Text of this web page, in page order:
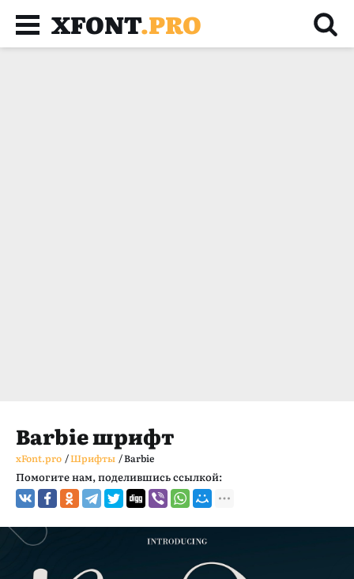
XFONT.PRO
Barbie шрифт
xFont.pro /Шрифты /Barbie
Помогите нам, поделившись ссылкой: